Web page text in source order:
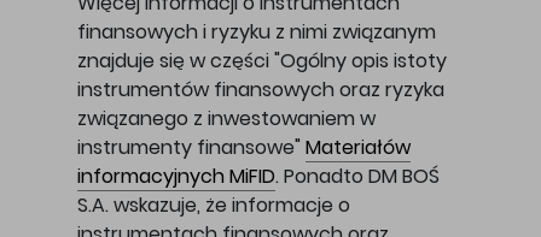
finansowych i ryzyku z nimi związanym
znajduje się w części "Ogólny opis istoty
instrumentów finansowych oraz ryzyka
związanego z inwestowaniem w
instrumenty finansowe" Materiałów
informacyjnych MiFID. Ponadto DM BOŚ
S.A. wskazuje, że informacje o